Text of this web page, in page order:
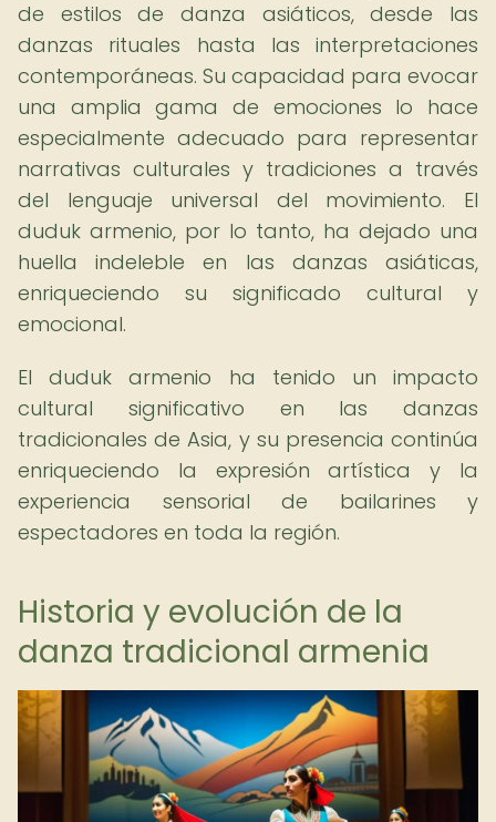
de estilos de danza asiáticos, desde las
danzas rituales hasta las interpretaciones
contemporáneas. Su capacidad para evocar
una amplia gama de emociones lo hace
especialmente adecuado para representar
narrativas culturales y tradiciones a través
del lenguaje universal del movimiento. El
duduk armenio, por lo tanto, ha dejado una
huella indeleble en las danzas asiáticas,
enriqueciendo su significado cultural y
emocional.
El duduk armenio ha tenido un impacto
cultural significativo en las danzas
tradicionales de Asia, y su presencia continúa
enriqueciendo la expresión artística y la
experiencia sensorial de bailarines y
espectadores en toda la región.
Historia y evolución de la
danza tradicional armenia